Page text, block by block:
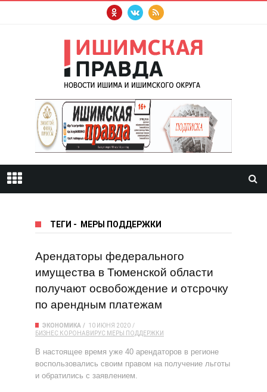
ТЕГИ - МЕРЫ ПОДДЕРЖКИ
Арендаторы федерального
имущества в Тюменской области
получают освобождение и отсрочку
по арендным платежам
ЭКОНОМИКА
10 ИЮНЯ 2020
БИЗНЕС КОРОНАВИРУС МЕРЫ ПОДДЕРЖКИ
В настоящее время уже 40 арендаторов в регионе
воспользовались своим правом на получение льготы
и обратились с заявлением.